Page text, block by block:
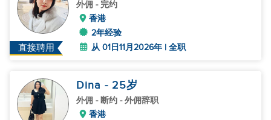
直接聘用
外佣 - 完约
香港
2年经验
从 01日11月2026年 | 全职
Dina - 25岁
外佣 - 断约 - 外佣辞职
香港